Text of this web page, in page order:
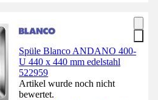
Spüle Blanco ANDANO 400-
U 440 x 440 mm edelstahl
522959
Artikel wurde noch nicht
bewertet.